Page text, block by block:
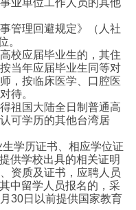
业单位工作人员的其他
管理回避规定》（人社
。
校应届毕业生的，其住
当年应届毕业生同等对
，按临床医学、口腔医
待。
祖国大陆全日制普通高
可学历的其他台湾居
学历证书、相应学位证
供学校出具的相关证明
资质及证书，应聘人员
中留学人员报名的，采
30日以前提供国家教育